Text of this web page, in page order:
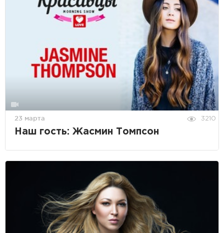
23 марта 3210
Наш гость: Жасмин Томпсон